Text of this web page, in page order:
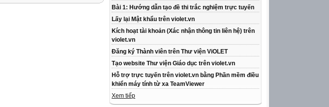
Bài 1: Hướng dẫn tạo đề thi trắc nghiệm trực tuyến
Lấy lại Mật khẩu trên violet.vn
Kích hoạt tài khoản (Xác nhận thông tin liên hệ) trên
violet.vn
Đăng ký Thành viên trên Thư viện ViOLET
Tạo website Thư viện Giáo dục trên violet.vn
Hỗ trợ trực tuyến trên violet.vn bằng Phần mềm điều
khiển máy tính từ xa TeamViewer
Xem tiếp